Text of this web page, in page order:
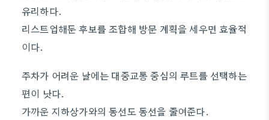
유리하다.
리스트업해둔 후보를 조합해 방문 계획을 세우면 효율적
이다.
주차가 어려운 날에는 대중교통 중심의 루트를 선택하는
편이 낫다.
가까운 지하상가와의 동선도 동선을 줄여준다.